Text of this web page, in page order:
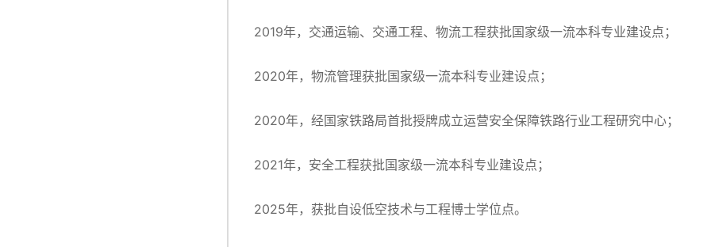
2019年，交通运输、交通工程、物流工程获批国家级一流本科专业建设点；
2020年，物流管理获批国家级一流本科专业建设点；
2020年，经国家铁路局首批授牌成立运营安全保障铁路行业工程研究中心；
2021年，安全工程获批国家级一流本科专业建设点；
2025年，获批自设低空技术与工程博士学位点。